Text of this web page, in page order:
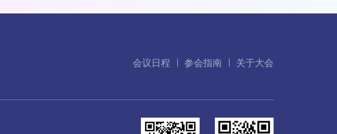
会议日程 参会指南 关于大会